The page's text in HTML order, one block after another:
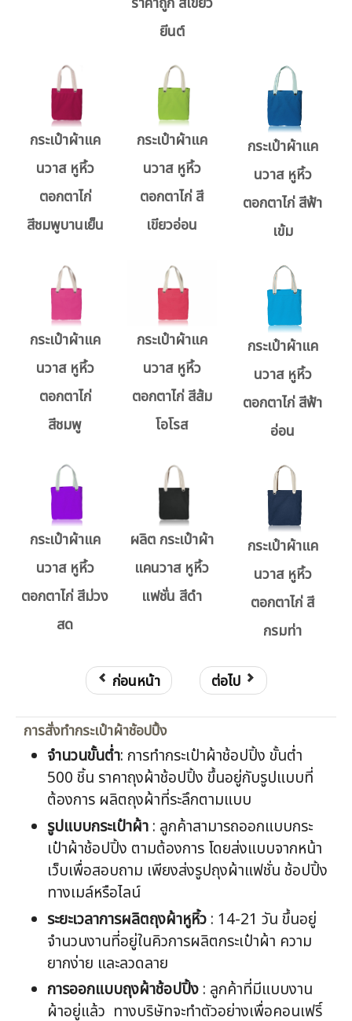
ยีนต์
กระเป๋าผ้าแค
นวาส หูหิ้ว
ตอกตาไก่
สีชมพูบานเย็น
กระเป๋าผ้าแค
นวาส หูหิ้ว
ตอกตาไก่ สี
เขียวอ่อน
กระเป๋าผ้าแค
นวาส หูหิ้ว
ตอกตาไก่ สีฟ้า
เข้ม
กระเป๋าผ้าแค
นวาส หูหิ้ว
ตอกตาไก่
สีชมพู
กระเป๋าผ้าแค
นวาส หูหิ้ว
ตอกตาไก่ สีส้ม
โอโรส
กระเป๋าผ้าแค
นวาส หูหิ้ว
ตอกตาไก่ สีฟ้า
อ่อน
กระเป๋าผ้าแค
นวาส หูหิ้ว
ตอกตาไก่ สีม่วง
สด
ผลิต กระเป๋าผ้า
แคนวาส หูหิ้ว
แฟชั่น สีดำ
กระเป๋าผ้าแค
นวาส หูหิ้ว
ตอกตาไก่ สี
กรมท่า
ก่อนหน้า ต่อไป
การสั่งทำกระเป๋าผ้าช้อปปิ้ง
จำนวนขั้นต่ำ: การทำกระเป๋าผ้าช้อปปิ้ง ขั้นต่ำ
500 ชิ้น ราคาถุงผ้าช้อปปิ้ง ขึ้นอยู่กับรูปแบบที่
ต้องการ ผลิตถุงผ้าที่ระลึกตามแบบ
รูปแบบกระเป๋าผ้า : ลูกค้าสามารถออกแบบกระ
เป๋าผ้าช้อปปิ้ง ตามต้องการ โดยส่งแบบจากหน้า
เว็บเพื่อสอบถาม เพียงส่งรูปถุงผ้าแฟชั่น ช้อปปิ้ง
ทางเมล์หรือไลน์
ระยะเวลาการผลิตถุงผ้าหูหิ้ว : 14-21 วัน ขึ้นอยู่
จำนวนงานที่อยู่ในคิวการผลิตกระเป๋าผ้า ความ
ยากง่าย และลวดลาย
การออกแบบถุงผ้าช้อปปิ้ง : ลูกค้าที่มีแบบงาน
ผ้าอยู่แล้ว ทางบริษัทจะทำตัวอย่างเพื่อคอนเฟริ์